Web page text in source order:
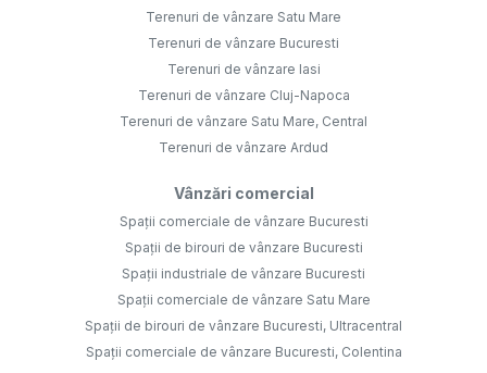
Terenuri de vânzare Satu Mare
Terenuri de vânzare Bucuresti
Terenuri de vânzare Iasi
Terenuri de vânzare Cluj-Napoca
Terenuri de vânzare Satu Mare, Central
Terenuri de vânzare Ardud
Vânzări comercial
Spații comerciale de vânzare Bucuresti
Spații de birouri de vânzare Bucuresti
Spații industriale de vânzare Bucuresti
Spații comerciale de vânzare Satu Mare
Spații de birouri de vânzare Bucuresti, Ultracentral
Spații comerciale de vânzare Bucuresti, Colentina